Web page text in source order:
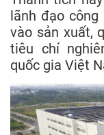
lãnh đạo
vào sản xuất,
tiêu chí
quốc gia Việt